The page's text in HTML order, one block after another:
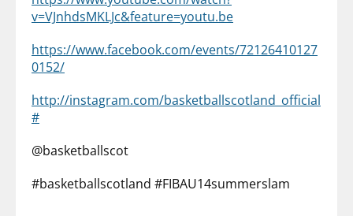
v=VJnhdsMKLJc&feature=youtu.be
https://www.facebook.com/events/72126410127
0152/
http://instagram.com/basketballscotland_official
#
@basketballscot
#basketballscotland #FIBAU14summerslam